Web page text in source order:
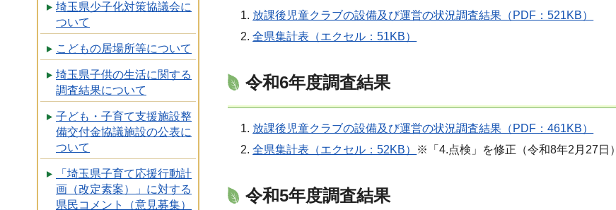
埼玉県少子化対策協議会に
ついて
こどもの居場所等について
埼玉県子供の生活に関する
調査結果について
子ども・子育て支援施設整
備交付金協議施設の公表に
ついて
「埼玉県子育て応援行動計
画（改定素案）」に対する
県民コメント（意見募集）
放課後児童クラブの設備及び運営の状況調査結果（PDF：521KB）
全県集計表（エクセル：51KB）
令和6年度調査結果
放課後児童クラブの設備及び運営の状況調査結果（PDF：461KB）
全県集計表（エクセル：52KB）
※「4.点検」を修正（令和8年2月27日）
令和5年度調査結果